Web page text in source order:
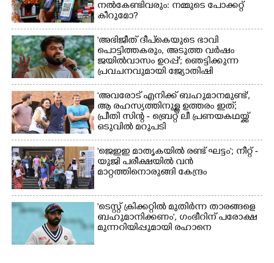
നൽകേണ്ടിവരും: നമ്മുടെ പോക്കറ്റ്
കീറുമോ?
'അഭിജീത് ദീപ്‌കെയുടെ ഭാവി
പൊട്ടിത്തകരും, അടുത്ത വർഷം
ജയിൽവാസം ഉറപ്പ്'; ഞെട്ടിക്കുന്ന
പ്രവചനവുമായി ജ്യോതിഷി
'അവരോട് എനിക്ക് ബഹുമാനമുണ്ട്',​
ആ രഹസ്യത്തിനുള്ള ഉത്തരം ഇത്;
പ്രീതി സിന്റ - ബ്രെറ്റ് ലീ പ്രണയകഥയ്ക്ക്
ഒടുവിൽ മറുപടി
'ജെഇഇ മാതൃകയിൽ രണ്ട് ഘട്ടം'; നീറ്റ് -
യുജി പരീക്ഷയിൽ വൻ
മാറ്റത്തിനൊരുങ്ങി കേന്ദ്രം
'ടെസ്റ്റ് ക്രിക്കറ്റിൽ മുതിർന്ന താരങ്ങളെ
ബഹുമാനിക്കണം', ഗംഭീറിന് പരോക്ഷ
മുന്നറിയിപ്പുമായി രഹാനെ
Share this link
Copy Link